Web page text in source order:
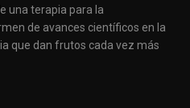
una terapia para la
de avances científicos en la
que dan frutos cada vez más